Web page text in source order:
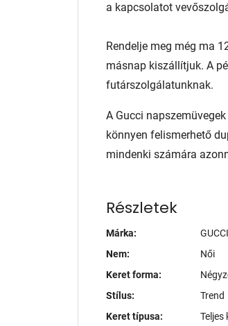
a kapcsolatot
Rendelje meg még ma
másnap kiszállítjuk. A
futárszolgálatunknak.
A Gucci
könnyen felismerhető
mindenki számára
Részletek
Márka:
GUCCI
Nem:
Női
Keret forma:
Stílus:
Trend
Keret típusa:
Teljes